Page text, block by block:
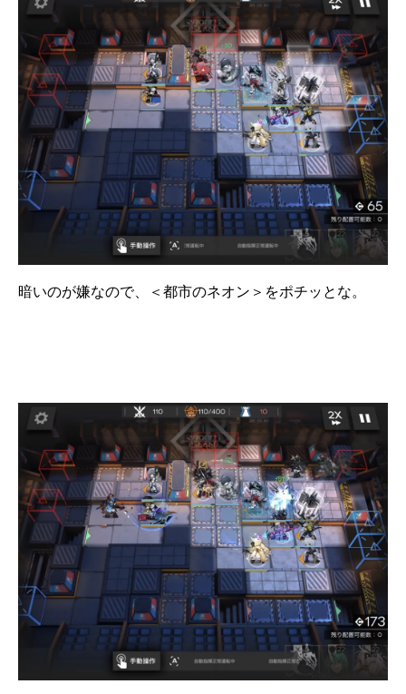
暗いのが嫌なので、＜都市のネオン＞をポチッとな。